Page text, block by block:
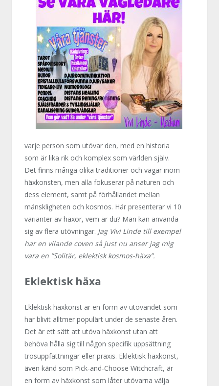
varje person som utövar den, med en historia
som är lika rik och komplex som världen själv.
Det finns många olika traditioner och vägar inom
häxkonsten, men alla fokuserar på naturen och
dess element, samt på förhållandet mellan
mänskligheten och kosmos. Här presenterar vi 10
varianter av häxor, vem är du? Man kan använda
sig av flera utövningar. Jag Vivi Linde till exempel
har en vilande coven så just nu anser jag mig
vara en ”Solitär, eklektisk kosmos-häxa”.
Eklektisk häxa
Eklektisk häxkonst är en form av utövandet som
har blivit alltmer populärt under de senaste åren.
Det är ett sätt att utöva häxkonst utan att
behöva hålla sig till någon specifik uppsättning
trosuppfattningar eller praxis. Eklektisk häxkonst,
även känd som Pick-and-Choose Witchcraft, är
en form av häxkonst som låter utövarna välja